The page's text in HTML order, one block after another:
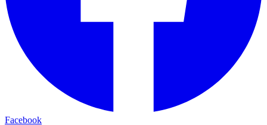
Facebook